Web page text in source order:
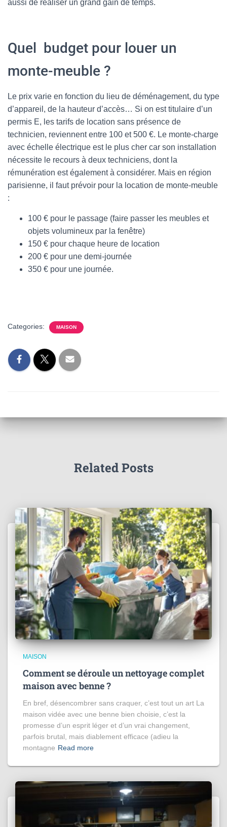
aussi de réaliser un grand gain de temps.
Quel budget pour louer un
monte-meuble ?
Le prix varie en fonction du lieu de déménagement, du type
d’appareil, de la hauteur d’accès… Si on est titulaire d’un
permis E, les tarifs de location sans présence de
technicien, reviennent entre 100 et 500 €. Le monte-charge
avec échelle électrique est le plus cher car son installation
nécessite le recours à deux techniciens, dont la
rémunération est également à considérer. Mais en région
parisienne, il faut prévoir pour la location de monte-meuble
:
100 € pour le passage (faire passer les meubles et
objets volumineux par la fenêtre)
150 € pour chaque heure de location
200 € pour une demi-journée
350 € pour une journée.
Categories: MAISON
Related Posts
MAISON
Comment se déroule un nettoyage complet
maison avec benne ?
En bref, désencombrer sans craquer, c’est tout un art La
maison vidée avec une benne bien choisie, c’est la
promesse d’un esprit léger et d’un vrai changement,
parfois brutal, mais diablement efficace (adieu la
montagne Read more